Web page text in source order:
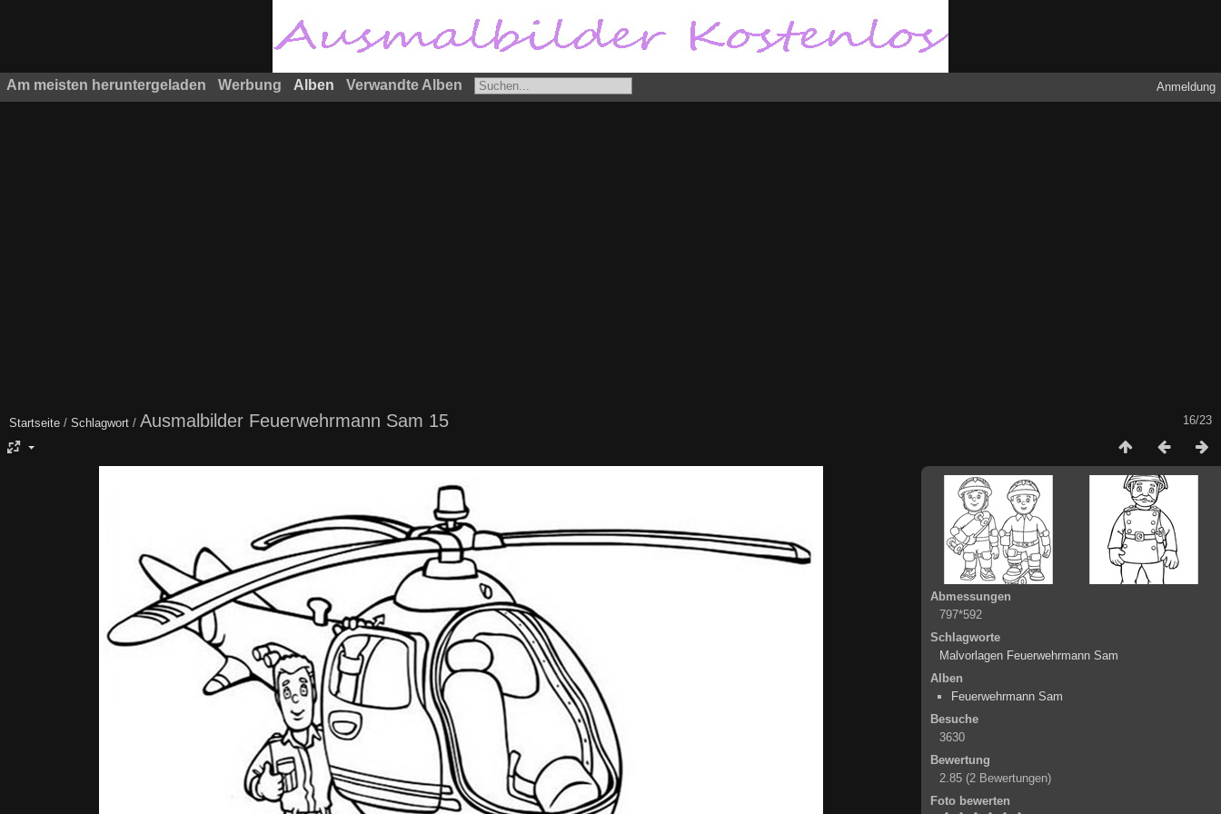
Am meisten heruntergeladen Werbung Alben Verwandte Alben Anmeldung
16/23
Startseite / Schlagwort / Ausmalbilder Feuerwehrmann Sam 15
Abmessungen
797*592
Schlagworte
Malvorlagen Feuerwehrmann Sam
Alben
Feuerwehrmann Sam
Besuche
3630
Bewertung
2.85 (2 Bewertungen)
Foto bewerten